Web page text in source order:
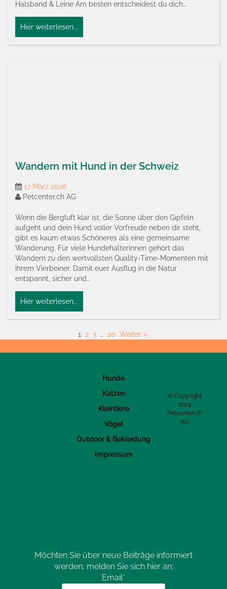
Halsband & Leine Am besten entscheidest du dich…
Hier weiterlesen...
Wandern mit Hund in der Schweiz
17 März 2026
Petcenter.ch AG
Wenn die Bergluft klar ist, die Sonne über den Gipfeln
aufgeht und dein Hund voller Vorfreude neben dir steht,
gibt es kaum etwas Schöneres als eine gemeinsame
Wanderung. Für viele Hundehalterinnen gehört das
Wandern zu den wertvollsten Quality-Time-Momenten mit
ihrem Vierbeiner. Damit euer Ausflug in die Natur
entspannt, sicher und…
Hier weiterlesen...
1 2 3 … 20 Weiter »
Hunde
Katzen
Kleintiere
Vögel
Outdoor & Bekleidung
Impressum
© Copyright
2024
Petcenter.ch
AG
Möchten Sie über neue Beiträge informiert
werden, melden Sie sich hier an:
Email*